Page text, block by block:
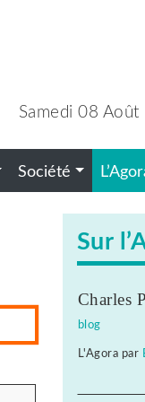
Samedi 08
Société
Sur
Charles
blog
L'Agora par